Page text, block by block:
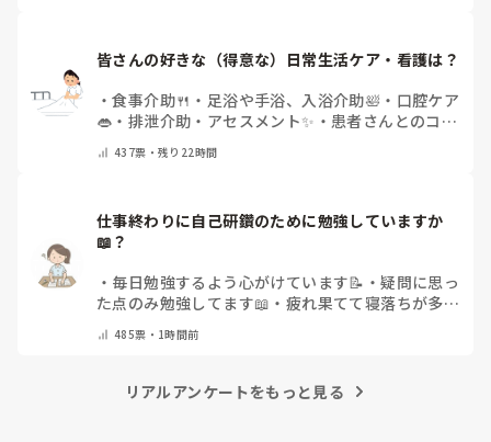
皆さんの好きな（得意な）日常生活ケア・看護は？
・食事介助🍴 ・ 足浴や手浴、入浴介助🛀 ・ 口腔ケア
👄 ・ 排泄介助・アセスメント✨ ・ 患者さんとのコミ
で教えてください）
437票・残り22時間
仕事終わりに自己研鑽のために勉強していますか
📖？
・ 毎日勉強するよう心がけています📝 ・疑問に思っ
た点のみ勉強してます📖 ・ 疲れ果てて寝落ちが多い
（コメントで教えてください）
485票・ 1時間前
リアルアンケートをもっと見る